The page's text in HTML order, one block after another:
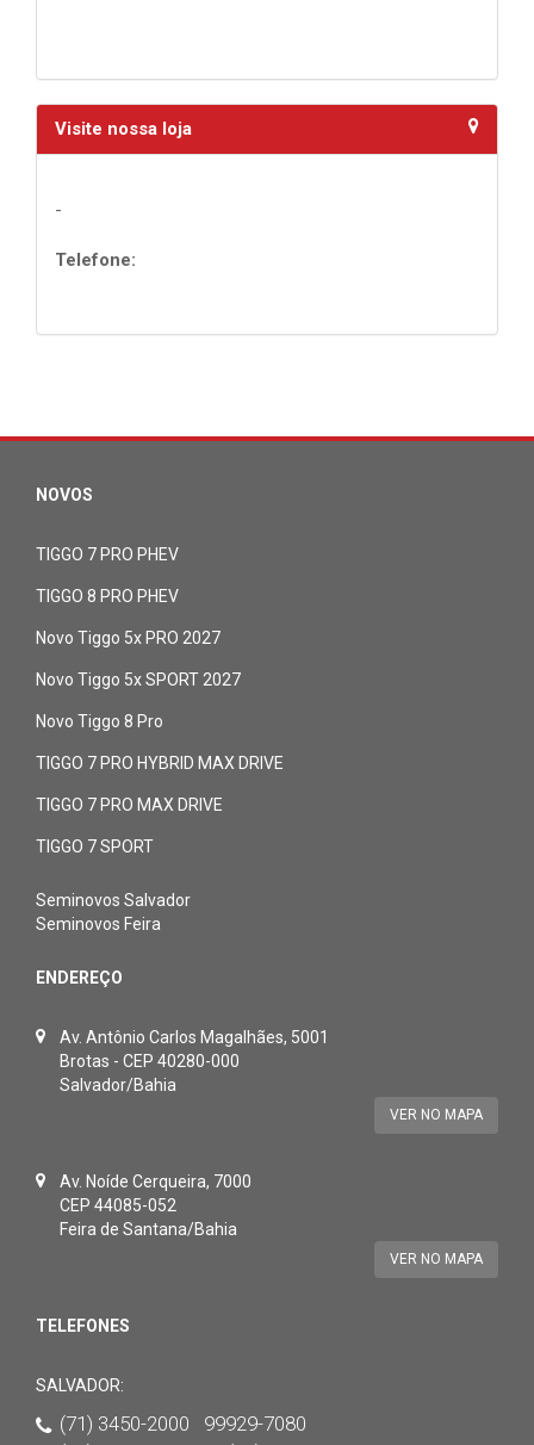
Visite nossa loja
-
Telefone:
NOVOS
TIGGO 7 PRO PHEV
TIGGO 8 PRO PHEV
Novo Tiggo 5x PRO 2027
Novo Tiggo 5x SPORT 2027
Novo Tiggo 8 Pro
TIGGO 7 PRO HYBRID MAX DRIVE
TIGGO 7 PRO MAX DRIVE
TIGGO 7 SPORT
Seminovos Salvador
Seminovos Feira
ENDEREÇO
Av. Antônio Carlos Magalhães, 5001
Brotas - CEP 40280-000
Salvador/Bahia
VER NO MAPA
Av. Noíde Cerqueira, 7000
CEP 44085-052
Feira de Santana/Bahia
VER NO MAPA
TELEFONES
SALVADOR:
(71) 3450-2000 99929-7080